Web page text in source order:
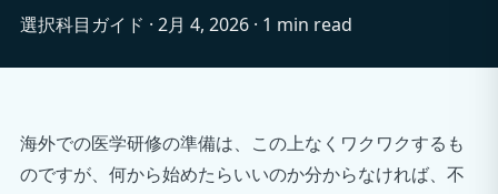
選択科目ガイド · 2月 4, 2026 · 1 min read
海外での医学研修の準備は、この上なくワクワクするも
のですが、何から始めたらいいのか分からなければ、不